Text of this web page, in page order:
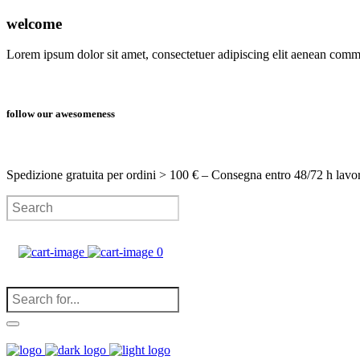
welcome
Lorem ipsum dolor sit amet, consectetuer adipiscing elit aenean
follow our awesomeness
Spedizione gratuita per ordini > 100 € – Consegna entro 48/72 h
0